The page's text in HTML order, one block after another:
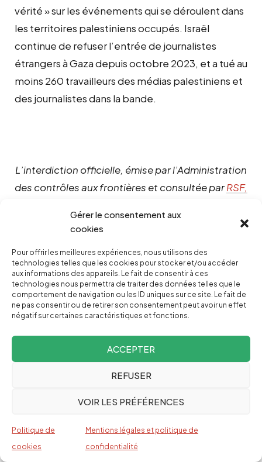
Gérer le consentement aux
cookies
Pour offrir les meilleures expériences, nous utilisons des
technologies telles que les cookies pour stocker et/ou accéder
aux informations des appareils. Le fait de consentir à ces
technologies nous permettra de traiter des données telles que le
comportement de navigation ou les ID uniques sur ce site. Le fait de
ne pas consentir ou de retirer son consentement peut avoir un effet
négatif sur certaines caractéristiques et fonctions.
ACCEPTER
REFUSER
VOIR LES PRÉFÉRENCES
Politique de
cookies
Mentions légales et politique de
confidentialité
vérité » sur les événements qui se déroulent dans
les territoires palestiniens occupés. Israël
continue de refuser l’entrée de journalistes
étrangers à Gaza depuis octobre 2023, et a tué au
moins 260 travailleurs des médias palestiniens et
des journalistes dans la bande.
L’interdiction officielle, émise par l’Administration
des contrôles aux frontières et consultée parRSF,
considérations de sécurité publique, de sûreté
considérations liées à la prévention de
l’immigration clandestine”. La journaliste
disposait pourtant de toutes les pièces requises,
d’un visa et d’un contrat officiel avec RFI.
Israël étend son contrôle militaire à
Gaza, au Liban et en Syrie de 1 000 km²
Une expansion territoriale silencieuse mais
empreinte militaire de facto d’environ 1 000 km²
à Gaza, au Liban et en Syrie — soit plus que la
superficie de New York. Cette expansion